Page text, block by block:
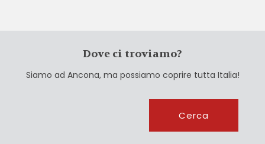
Dove ci troviamo?
Siamo ad Ancona, ma possiamo coprire tutta Italia!
Cerca